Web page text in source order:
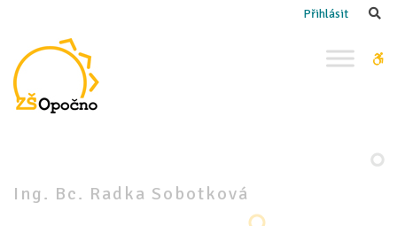
Radka
Sobotková
Přihlásit
Ing. Bc. Radka Sobotková